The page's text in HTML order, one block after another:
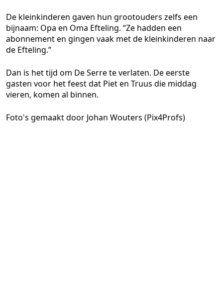
De kleinkinderen gaven hun grootouders zelfs een
bijnaam: Opa en Oma Efteling. “Ze hadden een
abonnement en gingen vaak met de kleinkinderen naar
de Efteling.”
Dan is het tijd om De Serre te verlaten. De eerste
gasten voor het feest dat Piet en Truus die middag
vieren, komen al binnen.
Foto's gemaakt door Johan Wouters (Pix4Profs)